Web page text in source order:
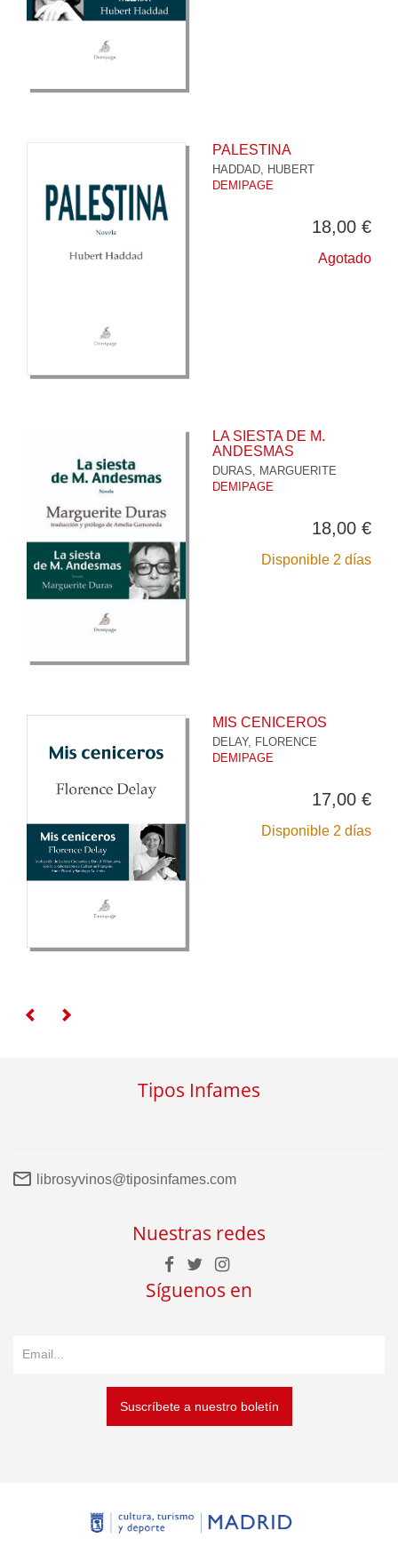
PALESTINA
HADDAD, HUBERT
DEMIPAGE
18,00 €
Agotado
LA SIESTA DE M.
ANDESMAS
DURAS, MARGUERITE
DEMIPAGE
18,00 €
Disponible 2 días
MIS CENICEROS
DELAY, FLORENCE
DEMIPAGE
17,00 €
Disponible 2 días
Tipos Infames
librosyvinos@tiposinfames.com
Nuestras redes
Síguenos en
Suscríbete a nuestro boletín